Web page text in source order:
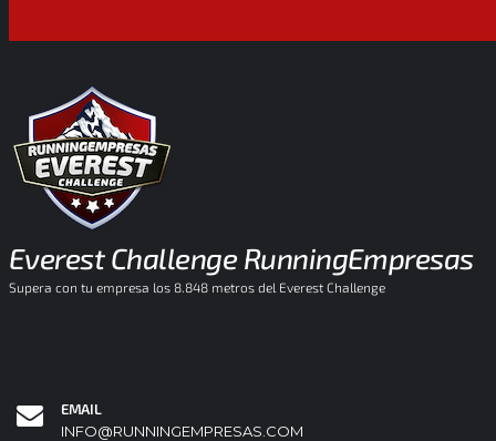
Everest Challenge RunningEmpresas
Supera con tu empresa los 8.848 metros del Everest Challenge
EMAIL
INFO@RUNNINGEMPRESAS.COM